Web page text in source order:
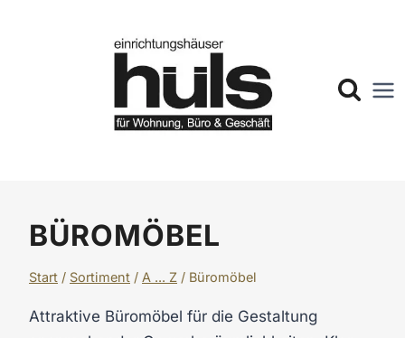
BÜROMÖBEL
Start / Sortiment / A ... Z / Büromöbel
Attraktive Büromöbel für die Gestaltung